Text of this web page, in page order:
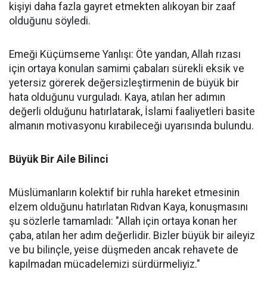
kişiyi daha fazla gayret etmekten alıkoyan bir zaaf
olduğunu söyledi.
Emeği Küçümseme Yanlışı: Öte yandan, Allah rızası
için ortaya konulan samimi çabaları sürekli eksik ve
yetersiz görerek değersizleştirmenin de büyük bir
hata olduğunu vurguladı. Kaya, atılan her adımın
değerli olduğunu hatırlatarak, İslami faaliyetleri basite
almanın motivasyonu kırabileceği uyarısında bulundu.
Büyük Bir Aile Bilinci
Müslümanların kolektif bir ruhla hareket etmesinin
elzem olduğunu hatırlatan Rıdvan Kaya, konuşmasını
şu sözlerle tamamladı: "Allah için ortaya konan her
çaba, atılan her adım değerlidir. Bizler büyük bir aileyiz
ve bu bilinçle, yeise düşmeden ancak rehavete de
kapılmadan mücadelemizi sürdürmeliyiz."